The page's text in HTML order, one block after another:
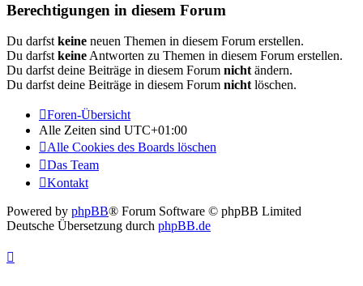
Berechtigungen in diesem Forum
Du darfst keine neuen Themen in diesem Forum erstellen.
Du darfst keine Antworten zu Themen in diesem Forum erstellen.
Du darfst deine Beiträge in diesem Forum nicht ändern.
Du darfst deine Beiträge in diesem Forum nicht löschen.
Foren-Übersicht
Alle Zeiten sind UTC+01:00
Alle Cookies des Boards löschen
Das Team
Kontakt
Powered by phpBB® Forum Software © phpBB Limited
Deutsche Übersetzung durch phpBB.de